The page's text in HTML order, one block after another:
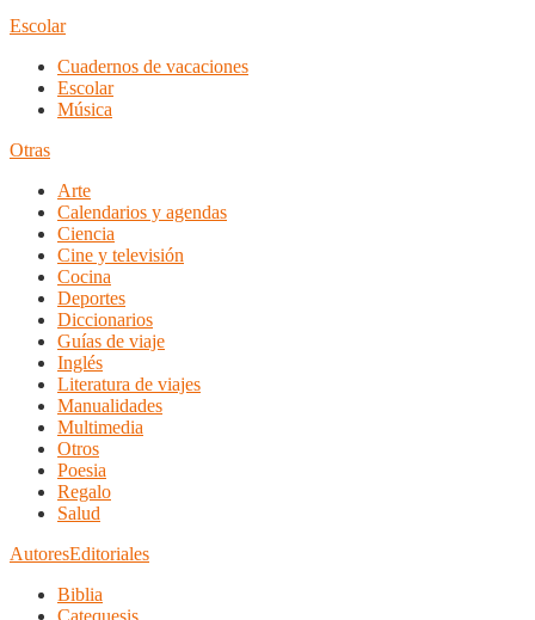
Escolar
Cuadernos de vacaciones
Escolar
Música
Otras
Arte
Calendarios y agendas
Ciencia
Cine y televisión
Cocina
Deportes
Diccionarios
Guías de viaje
Inglés
Literatura de viajes
Manualidades
Multimedia
Otros
Poesia
Regalo
Salud
AutoresEditoriales
Biblia
Catequesis